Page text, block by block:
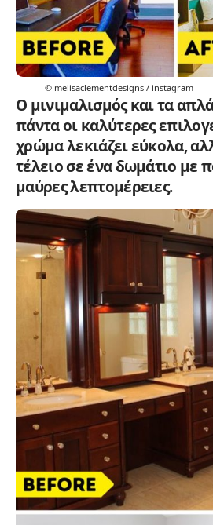
© melisaclementdesigns / instagram
Ο μινιμαλισμός και τα
πάντα οι καλύτερες
χρώμα λεκιάζει εύκολα,
τέλειο σε ένα δωμάτιο με
μαύρες λεπτομέρειες.